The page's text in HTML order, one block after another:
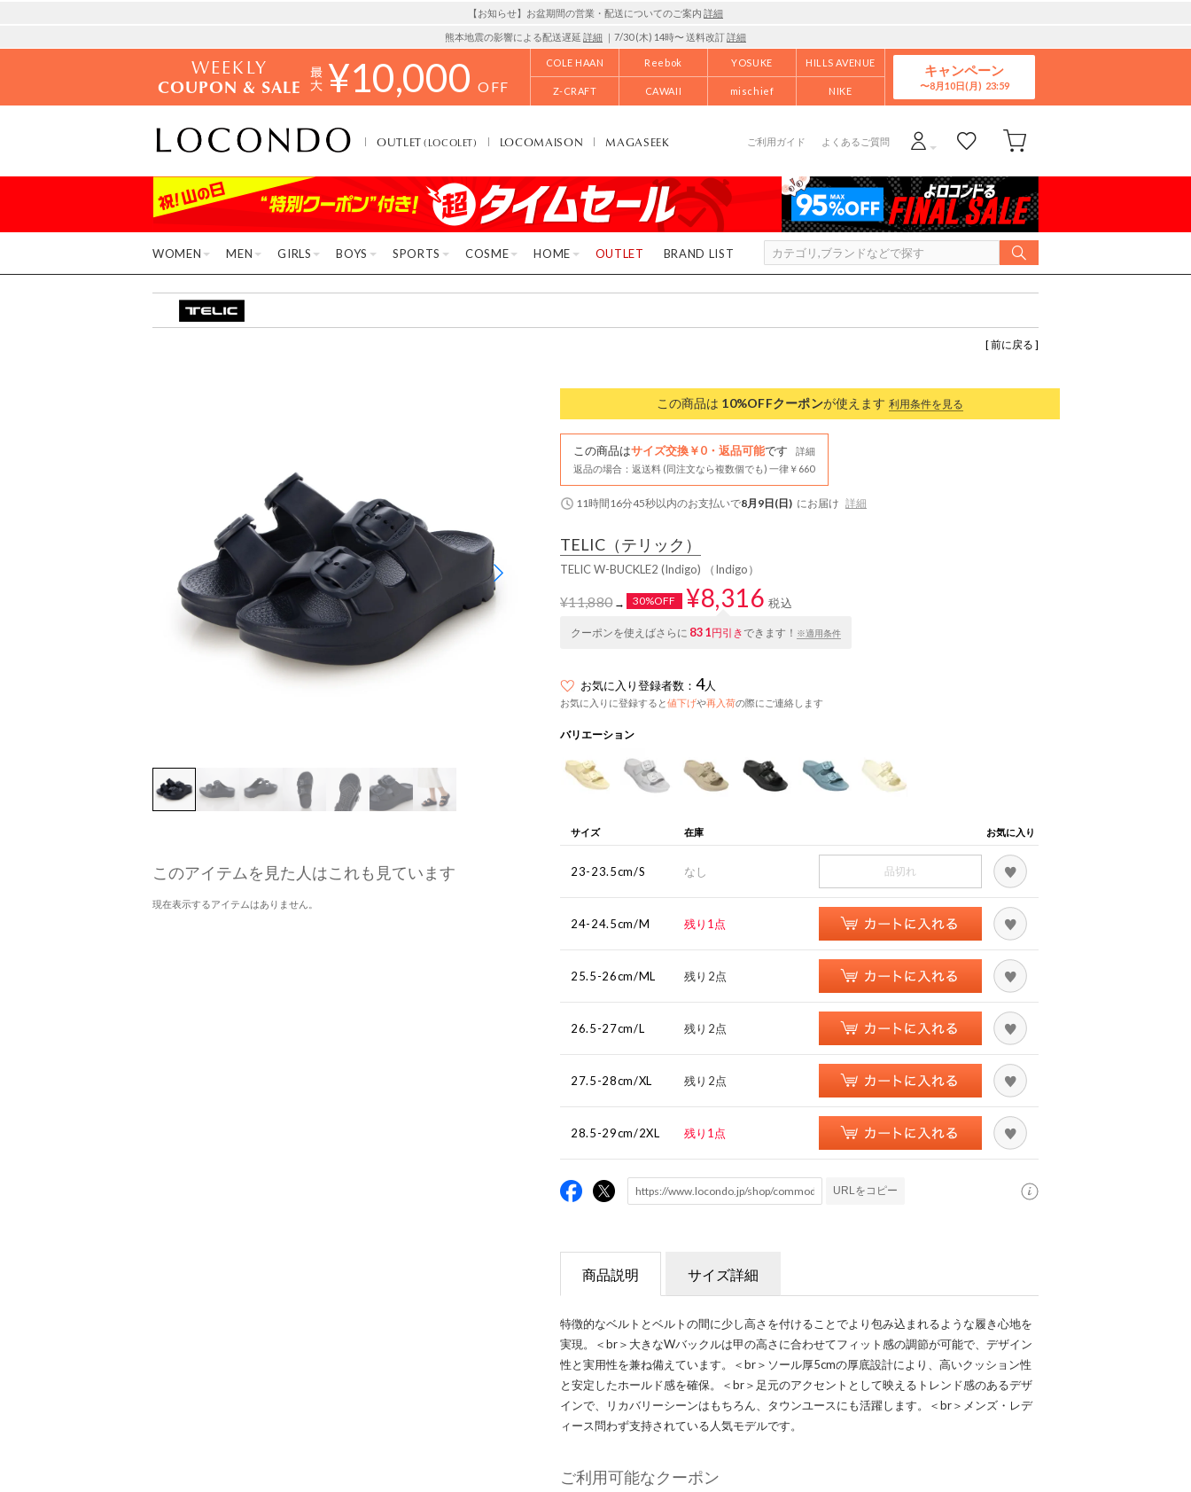
【お知らせ】お盆期間の営業・配送についてのご案内 詳細
熊本地震の影響による配送遅延 詳細 ｜7/30 (木) 14時〜 送料改訂詳細
WEEKLY
COUPON & SALE ¥10,000 OFF
COLE HAAN Reebok YOSUKE HILLS AVENUE
Z-CRAFT CAWAII mischief NIKE
キャンペーン
8月10日(月)
OUTLET(LOCOLET) LOCOMAISON MAGASEEK ご利用ガイド よくあるご質問
WOMEN MEN GIRLS BOYS SPORTS COSME HOME OUTLET BRAND LIST
[ 前に戻る ]
このアイテムを見た人はこれも見ています
現在表示するアイテムはありません。
この商品は 10%OFFクーポンが使えます 利用条件を見る
この商品はサイズ交換￥0・返品可能です
詳細
返品の場合：返送料 (同注文なら複数個でも) 一律￥660
11時間16分44秒以内のお支払いで8月9日(日) にお届け 詳細
TELIC （テリック）
TELIC W-BUCKLE2 (Indigo) （Indigo）
¥11,880→ 30%OFF ¥8,316 税込
クーポンを使えばさらに 831円引きできます！ ※適用条件
お気に入り登録者数： 4人
お気に入りに登録すると値下げや再入荷の際にご連絡します
バリエーション
サイズ 在庫 お気に入り
23-23.5cm/S なし 品切れ
24-24.5cm/M 残り1点
25.5-26cm/ML 残り2点
26.5-27cm/L 残り2点
27.5-28cm/XL 残り2点
28.5-29cm/2XL 残り1点
URLをコピー
商品説明 サイズ詳細
特徴的なベルトとベルトの間に少し高さを付けることでより包み込まれるような履き心地を
実現。＜br＞大きなWバックルは甲の高さに合わせてフィット感の調節が可能で、デザイン
性と実用性を兼ね備えています。＜br＞ソール厚5cmの厚底設計により、高いクッション性
と安定したホールド感を確保。＜br＞足元のアクセントとして映えるトレンド感のあるデザ
インで、リカバリーシーンはもちろん、タウンユースにも活躍します。＜br＞メンズ・レデ
ィース問わず支持されている人気モデルです。
ご利用可能なクーポン